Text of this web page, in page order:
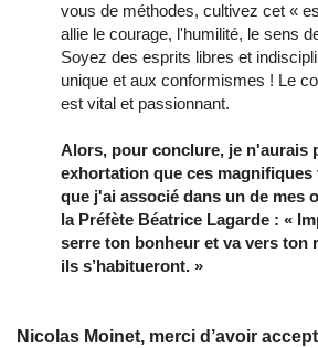
vous de méthodes, cultivez cet «
allie le courage, l'humilité, le sens
Soyez des esprits libres et
unique et aux conformismes ! Le
est vital et passionnant.
Alors, pour conclure, je n'aurais
exhortation que ces magnifiques
que j'ai associé dans un de mes
la Préfète Béatrice Lagarde : «
serre ton bonheur et va vers ton
ils s’habitueront. »
Nicolas Moinet, merci d’avoir